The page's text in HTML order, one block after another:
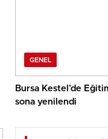
GENEL
Bursa Kestel’de
sona yenilendi